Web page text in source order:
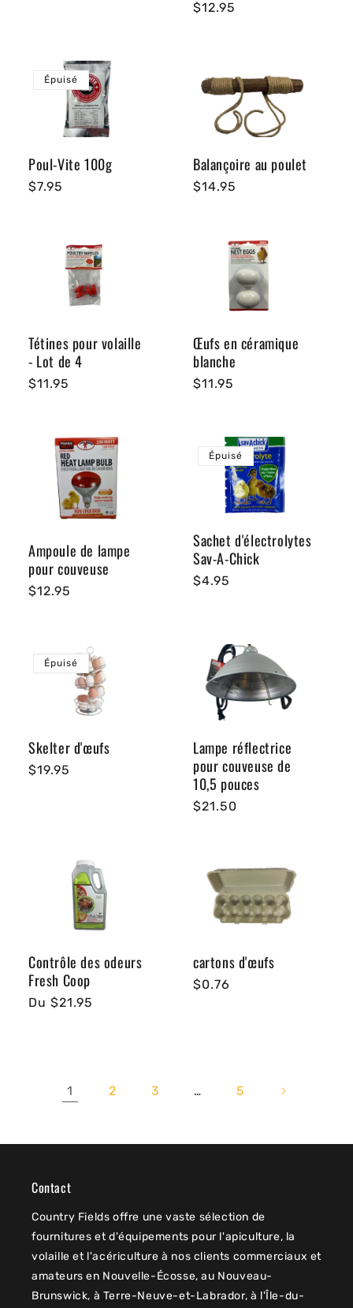
Prix
$12.95
Épuisé
Poul-Vite 100g
Prix
$7.95
Balançoire au poulet
Prix
$14.95
Tétines pour volaille
- Lot de 4
Prix
$11.95
Œufs en céramique
blanche
Prix
$11.95
Ampoule de lampe
pour couveuse
Prix
$12.95
Épuisé
Sachet d'électrolytes
Sav-A-Chick
Prix
$4.95
Épuisé
Skelter d'œufs
Prix
$19.95
Lampe réflectrice
pour couveuse de
10,5 pouces
Prix
$21.50
Contrôle des odeurs
Fresh Coop
Prix
Du $21.95
cartons d'œufs
Prix
$0.76
1 2 3 … 5
Contact
Country Fields offre une vaste sélection de
fournitures et d'équipements pour l'apiculture, la
volaille et l'acériculture à nos clients commerciaux et
amateurs en Nouvelle-Écosse, au Nouveau-
Brunswick, à Terre-Neuve-et-Labrador, à l'Île-du-